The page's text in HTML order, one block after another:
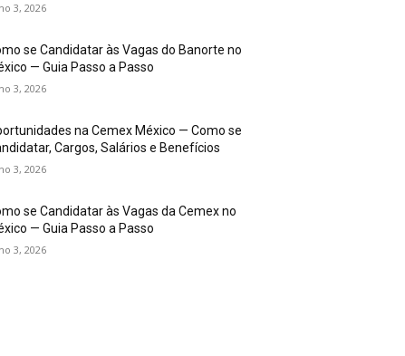
3, 2026
se Candidatar às Vagas do Banorte no
— Guia Passo a Passo
3, 2026
na Cemex México — Como se
Cargos, Salários e Benefícios
3, 2026
se Candidatar às Vagas da Cemex no
— Guia Passo a Passo
3, 2026